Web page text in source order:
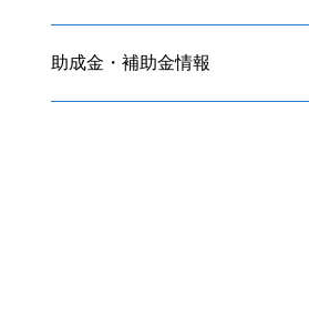
助成金・補助金情報